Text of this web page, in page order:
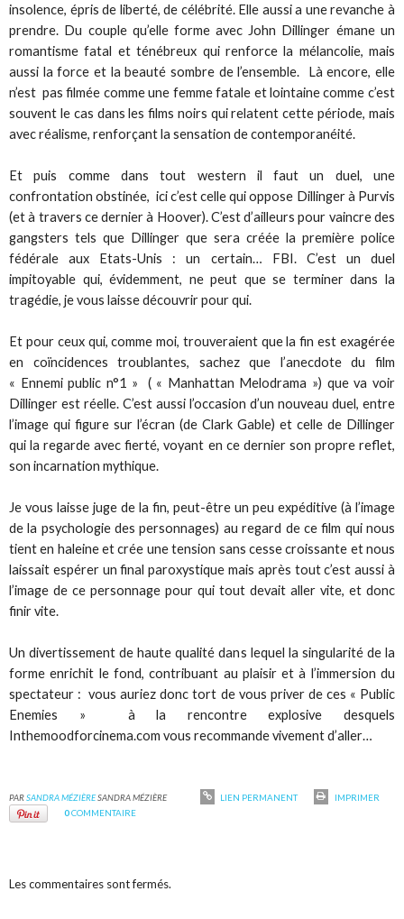
insolence, épris de liberté, de célébrité. Elle aussi a une revanche à
prendre. Du couple qu’elle forme avec John Dillinger émane un
romantisme fatal et ténébreux qui renforce la mélancolie, mais
aussi la force et la beauté sombre de l’ensemble. Là encore, elle
n’est pas filmée comme une femme fatale et lointaine comme c’est
souvent le cas dans les films noirs qui relatent cette période, mais
avec réalisme, renforçant la sensation de contemporanéité.
Et puis comme dans tout western il faut un duel, une
confrontation obstinée, ici c’est celle qui oppose Dillinger à Purvis
(et à travers ce dernier à Hoover). C’est d’ailleurs pour vaincre des
gangsters tels que Dillinger que sera créée la première police
fédérale aux Etats-Unis : un certain… FBI. C’est un duel
impitoyable qui, évidemment, ne peut que se terminer dans la
tragédie, je vous laisse découvrir pour qui.
Et pour ceux qui, comme moi, trouveraient que la fin est exagérée
en coïncidences troublantes, sachez que l’anecdote du film
« Ennemi public n°1 » ( « Manhattan Melodrama ») que va voir
Dillinger est réelle. C’est aussi l’occasion d’un nouveau duel, entre
l’image qui figure sur l’écran (de Clark Gable) et celle de Dillinger
qui la regarde avec fierté, voyant en ce dernier son propre reflet,
son incarnation mythique.
Je vous laisse juge de la fin, peut-être un peu expéditive (à l’image
de la psychologie des personnages) au regard de ce film qui nous
tient en haleine et crée une tension sans cesse croissante et nous
laissait espérer un final paroxystique mais après tout c’est aussi à
l’image de ce personnage pour qui tout devait aller vite, et donc
finir vite.
Un divertissement de haute qualité dans lequel la singularité de la
forme enrichit le fond, contribuant au plaisir et à l’immersion du
spectateur : vous auriez donc tort de vous priver de ces « Public
Enemies » à la rencontre explosive desquels
Inthemoodforcinema.com vous recommande vivement d’aller…
PARSANDRA MÉZIÈRESANDRA MÉZIÈRE LIEN PERMANENT
IMPRIMER
0COMMENTAIRE
Les commentaires sont fermés.